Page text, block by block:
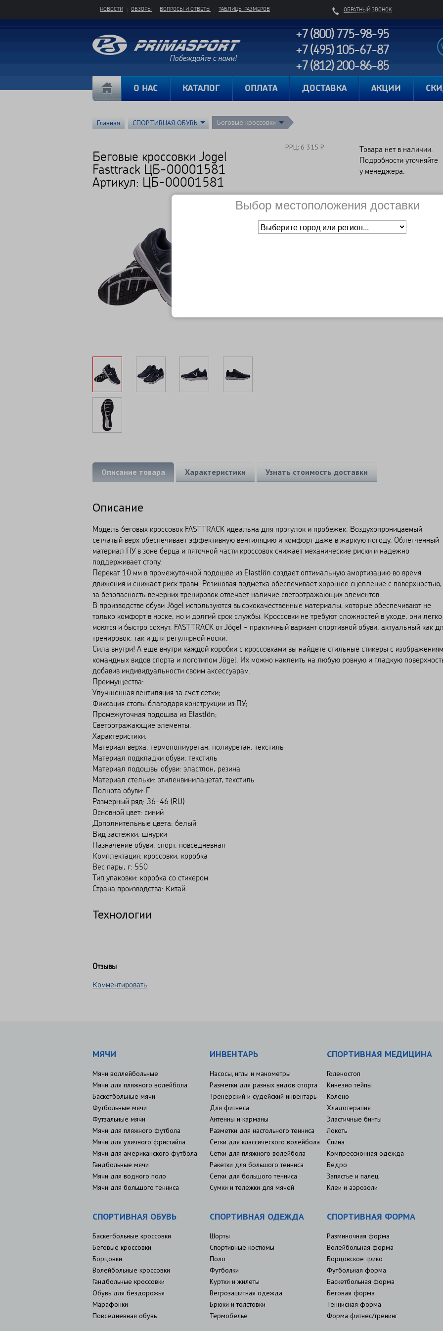
ОБРАТНЫЙ ЗВОНОК
НОВОСТИ ОБЗОРЫ ВОПРОСЫ И ОТВЕТЫ ТАБЛИЦЫ РАЗМЕРОВ
+7 (800) 775-98-95
+7 (495) 105-67-87
+7 (812) 200-86-85
О НАС КАТАЛОГ ОПЛАТА ДОСТАВКА АКЦИИ
Главная СПОРТИВНАЯ ОБУВЬ Беговые кроссовки
Беговые кроссовки Jogel
Fasttrack ЦБ-00001581
Артикул: ЦБ-00001581
РРЦ: 6 315 Р
Товара нет в наличии.
Подробности уточняйте
у менеджера.
Сравнить Нет в наличии
Основное о товаре
Описание товара Характеристики Узнать стоимость доставки
Описание
Модель беговых кроссовок FASTTRACK идеальна для прогулок и пробежек. Воздухопроницаемый
сетчатый верх обеспечивает эффективную вентиляцию и комфорт даже в жаркую погоду. Облегченный
материал ПУ в зоне берца и пяточной части кроссовок снижает механические риски и надежно
поддерживает стопу.
Перекат 10 мм в промежуточной подошве из Elastlön создает оптимальную амортизацию во время
движения и снижает риск травм. Резиновая подметка обеспечивает хорошее сцепление с
за безопасность вечерних тренировок отвечает наличие светоотражающих элементов.
В производстве обуви Jögel используются высококачественные материалы, которые обеспечивают не
только комфорт в носке, но и долгий срок службы. Кроссовки не требуют сложностей в уходе, они легко
моются и быстро сохнут. FASTTRACK от Jögel - практичный вариант спортивной обуви, актуальный как
тренировок, так и для регулярной носки.
Сила внутри! А еще внутри каждой коробки с кроссовками вы найдете стильные стикеры с
командных видов спорта и логотипом Jögel. Их можно наклеить на любую ровную и гладкую
добавив индивидуальности своим аксессуарам.
Преимущества:
Улучшенная вентиляция за счет сетки;
Фиксация стопы благодаря конструкции из ПУ;
Промежуточная подошва из Elastlön;
Светоотражающие элементы.
Характеристики:
Материал верха: термополиуретан, полиуретан, текстиль
Материал подкладки обуви: текстиль
Материал подошвы обуви: эластлон, резина
Материал стельки: этиленвинилацетат, текстиль
Полнота обуви: Е
Размерный ряд: 36-46 (RU)
Основной цвет: синий
Дополнительные цвета: белый
Вид застежки: шнурки
Назначение обуви: спорт, повседневная
Комплектация: кроссовки, коробка
Вес пары, г: 550
Тип упаковки: коробка со стикером
Страна производства: Китай
Технологии
Отзывы
Комментировать
МЯЧИ
Мячи воллейбольные
Мячи для пляжного волейбола
Баскетбольные мячи
Футбольные мячи
Футзальные мячи
Мячи для пляжного футбола
Мячи для уличного фристайла
Мячи для американского футбола
Гандбольные мячи
Мячи для водного поло
Мячи для большого тенниса
ИНВЕНТАРЬ
Насосы, иглы и манометры
Разметки для разных видов спорта
Тренерский и судейский инвентарь
Для фитнеса
Антенны и карманы
Разметки для настольного тенниса
Сетки для классического волейбола
Сетки для пляжного волейбола
Ракетки для большого тенниса
Сетки для большого тенниса
Сумки и тележки для мячей
СПОРТИВНАЯ МЕДИЦИНА
Голеностоп
Кинезио тейпы
Колено
Хладотерапия
Эластичные бинты
Локоть
Спина
Компрессионная одежда
Бедро
Запястье и палец
Клеи и аэрозоли
СПОРТИВНАЯ ОБУВЬ
Баскетбольные кроссовки
Беговые кроссовки
Борцовки
Волейбольные кроссовки
Гандбольные кроссовки
Обувь для бездорожья
Марафонки
Повседневная обувь
СПОРТИВНАЯ ОДЕЖДА
Шорты
Спортивные костюмы
Поло
Футболки
Куртки и жилеты
Ветрозащитная одежда
Брюки и толстовки
Термобелье
СПОРТИВНАЯ ФОРМА
Разминочная форма
Волейбольная форма
Борцовское трико
Футбольная форма
Баскетбольная форма
Беговая форма
Теннисная форма
Форма фитнес/тренинг
Выбор местоположения доставки